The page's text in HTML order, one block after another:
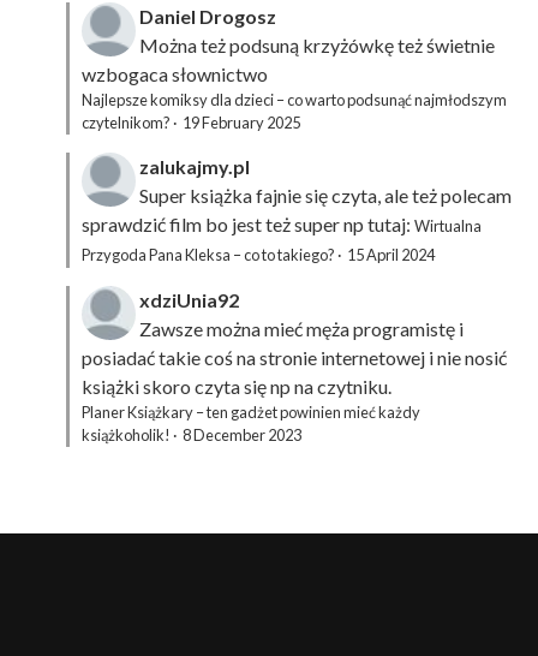
Daniel Drogosz
Można też podsuną krzyżówkęteż świetnie
wzbogaca słownictwo
Najlepsze komiksy dla dzieci – co warto podsunąć najmłodszym
czytelnikom? · 19 February 2025
zalukajmy.pl
Super książka fajnie się czyta, ale też polecam
sprawdzić film bo jest też super np tutaj: Wirtualna
Przygoda Pana Kleksa – co to takiego? · 15 April 2024
xdziUnia92
Zawsze można mieć męża programistę i
posiadać takie coś na stronie internetowej i nie nosić
książki skoro czyta się np na czytniku.
Planer Książkary – ten gadżet powinien mieć każdy
książkoholik! · 8 December 2023